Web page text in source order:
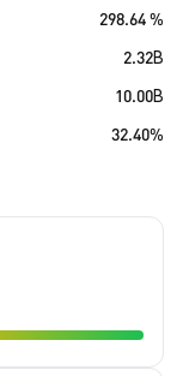
298.64 %
2.32B
10.00B
32.40%